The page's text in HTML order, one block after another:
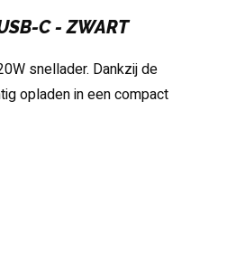
C - ZWART
snellader. Dankzij de
opladen in een compact